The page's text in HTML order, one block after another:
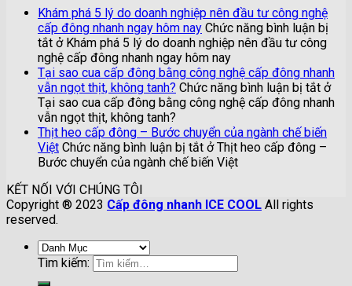
Khám phá 5 lý do doanh nghiệp nên đầu tư công nghệ
cấp đông nhanh ngay hôm nay Chức năng bình luận bị
tắt ở Khám phá 5 lý do doanh nghiệp nên đầu tư công
nghệ cấp đông nhanh ngay hôm nay
Tại sao cua cấp đông bằng công nghệ cấp đông nhanh
vẫn ngọt thịt, không tanh? Chức năng bình luận bị tắt ở
Tại sao cua cấp đông bằng công nghệ cấp đông nhanh
vẫn ngọt thịt, không tanh?
Thịt heo cấp đông – Bước chuyển của ngành chế biến
Việt Chức năng bình luận bị tắt ở Thịt heo cấp đông –
Bước chuyển của ngành chế biến Việt
KẾT NỐI VỚI CHÚNG TÔI
Copyright ® 2023 Cấp đông nhanh ICE COOL All rights
reserved.
Tìm kiếm: